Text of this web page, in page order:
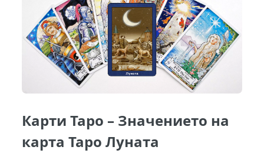
Карти Таро – Значението на
карта Таро Луната